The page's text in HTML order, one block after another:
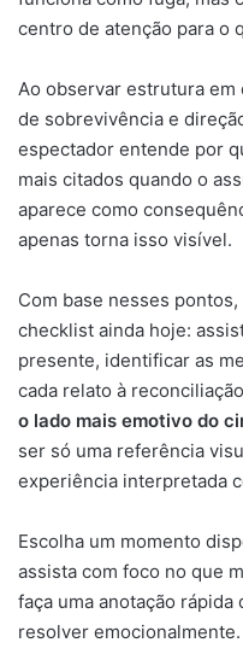
centro de atenção para o
Ao observar estrutura em
de sobrevivência e
espectador entende por
mais citados quando o
aparece como
apenas torna isso visível.
Com base nesses
checklist ainda hoje:
presente, identificar as
cada relato à
o lado mais emotivo do
ser só uma referência
experiência interpretada
Escolha um momento
assista com foco no que
faça uma anotação
resolver emocionalmente.